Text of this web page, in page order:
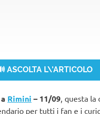
ASCOLTA L\'ARTICOLO
a Rimini – 11/09 , questa la
per tutti i fan e i